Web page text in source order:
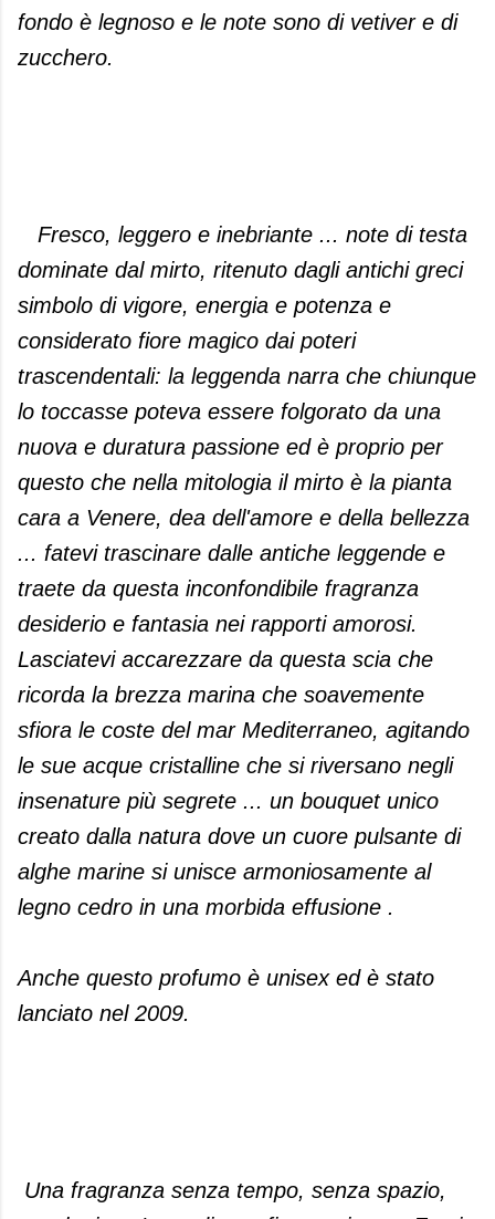
fondo è legnoso e le note sono di vetiver e di
zucchero.
Fresco, leggero e inebriante ... note di testa
dominate dal mirto, ritenuto dagli antichi greci
simbolo di vigore, energia e potenza e
considerato fiore magico dai poteri
trascendentali: la leggenda narra che chiunque
lo toccasse poteva essere folgorato da una
nuova e duratura passione ed è proprio per
questo che nella mitologia il mirto è la pianta
cara a Venere, dea dell'amore e della bellezza
... fatevi trascinare dalle antiche leggende e
traete da questa inconfondibile fragranza
desiderio e fantasia nei rapporti amorosi.
Lasciatevi accarezzare da questa scia che
ricorda la brezza marina che soavemente
sfiora le coste del mar Mediterraneo, agitando
le sue acque cristalline che si riversano negli
insenature più segrete ... un bouquet unico
creato dalla natura dove un cuore pulsante di
alghe marine si unisce armoniosamente al
legno cedro in una morbida effusione .
Anche questo profumo è unisex ed è stato
lanciato nel 2009.
Una fragranza senza tempo, senza spazio,